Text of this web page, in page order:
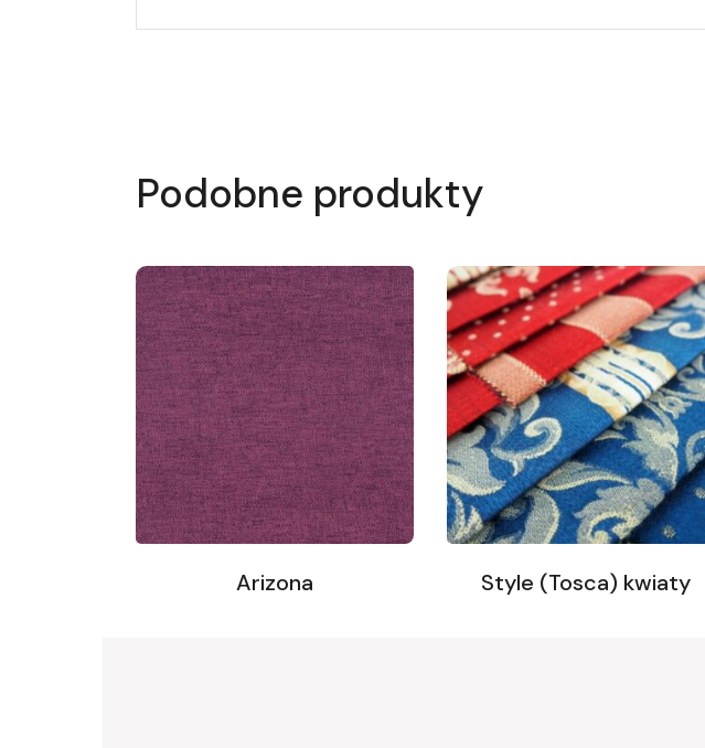
Podobne produkty
Arizona Style (Tosca) kwiaty